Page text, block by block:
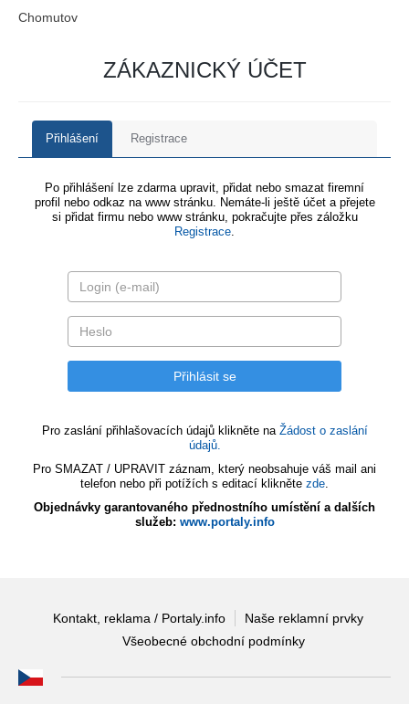
Chomutov
ZÁKAZNICKÝ ÚČET
Přihlášení Registrace
Po přihlášení lze zdarma upravit, přidat nebo smazat firemní
profil nebo odkaz na www stránku. Nemáte-li ještě účet a přejete
si přidat firmu nebo www stránku, pokračujte přes záložku
Registrace.
Pro zaslání přihlašovacích údajů klikněte na Žádost o zaslání
údajů.
Pro SMAZAT / UPRAVIT záznam, který neobsahuje váš mail ani
telefon nebo při potížích s editací klikněte zde.
Objednávky garantovaného přednostního umístění a dalších
služeb: www.portaly.info
Kontakt, reklama / Portaly.info
Naše reklamní prvky
Všeobecné obchodní podmínky